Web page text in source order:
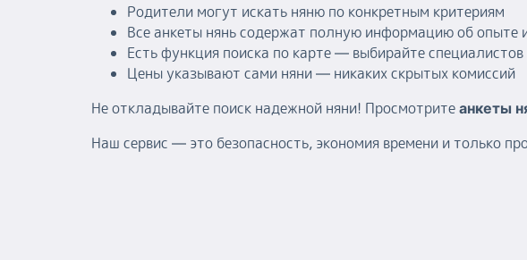
Родители могут искать няню по конкретным критериям
Все анкеты нянь содержат полную информацию об опыте
Есть функция поиска по карте — выбирайте
Цены указывают сами няни — никаких скрытых комиссий
Не откладывайте поиск надежной няни! Просмотрите анкеты
Наш сервис — это безопасность, экономия времени и только